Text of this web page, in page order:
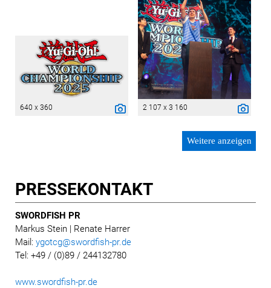
640 x 360 2 107 x 3 160
Weitere anzeigen
PRESSE­KONTAKT
SWORDFISH PR
Markus Stein | Renate Harrer
Mail: ygotcg@swordfish-pr.de
Tel: +49 / (0)89 / 244132780
www.swordfish-pr.de